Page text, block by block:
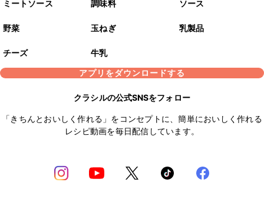
ミートソース 調味料 ソース
野菜 玉ねぎ 乳製品
チーズ
牛乳
アプリをダウンロードする
クラシルの公式SNSをフォロー
「きちんとおいしく作れる」をコンセプトに、簡単においしく作れる
レシピ動画を毎日配信しています。